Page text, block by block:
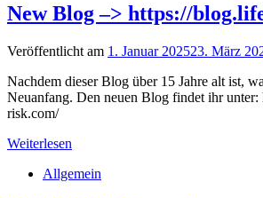
New Blog –> https://
Veröffentlicht am 1. Januar 202523. März
Nachdem dieser Blog über 15 Jahre alt ist,
Neuanfang. Den neuen Blog findet ihr
risk.com/
Weiterlesen
Allgemein